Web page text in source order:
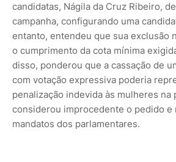
candidatas, Nágila da Cruz Ribeiro,
campanha, configurando uma
entanto, entendeu que sua exclusão
o cumprimento da cota mínima
disso, ponderou que a cassação de
com votação expressiva poderia
penalização indevida às mulheres na
considerou improcedente o pedido e
mandatos dos parlamentares.